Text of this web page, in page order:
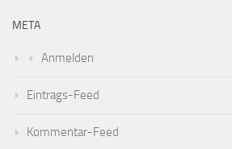
META
Anmelden
Eintrags-Feed
Kommentar-Feed